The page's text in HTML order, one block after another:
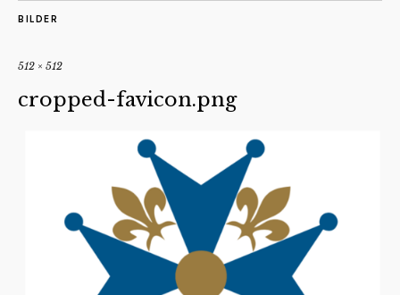
BILDER
512 × 512
cropped-favicon.png